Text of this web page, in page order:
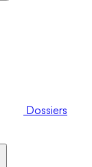
Dossiers